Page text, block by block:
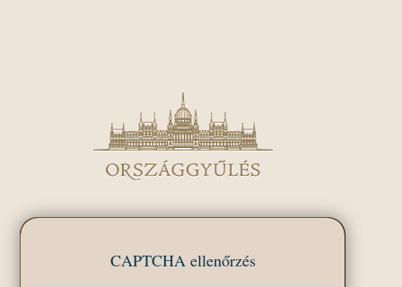
CAPTCHA ellenőrzés